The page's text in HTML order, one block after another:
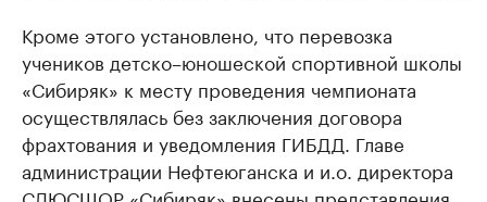
Кроме этого установлено, что перевозка
учеников детско–юношеской спортивной школы
«Сибиряк» к месту проведения чемпионата
осуществлялась без заключения договора
фрахтования и уведомления ГИБДД. Главе
администрации Нефтеюганска и и.о. директора